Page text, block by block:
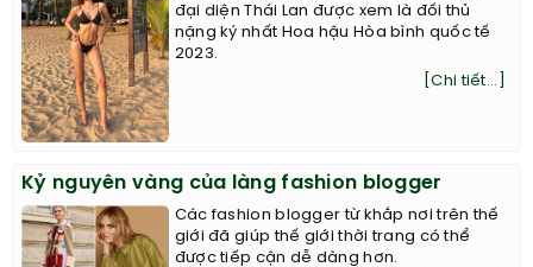
đại diện Thái Lan được xem là đối thủ
nặng ký nhất Hoa hậu Hòa bình quốc tế
2023.
[Chi tiết...]
Kỷ nguyên vàng của làng fashion blogger
Các fashion blogger từ khắp nơi trên thế
giới đã giúp thế giới thời trang có thể
được tiếp cận dễ dàng hơn.